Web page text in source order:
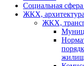
Социальная сфера
ЖКХ,
ЖКХ,